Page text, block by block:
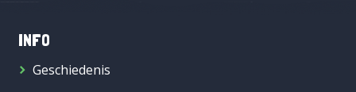
INFO
Geschiedenis